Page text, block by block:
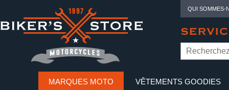
QUI SOMMES-
MARQUES MOTO VÊTEMENTS GOODIES